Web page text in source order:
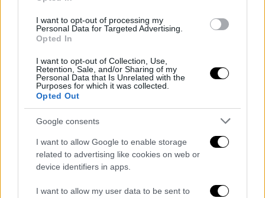
I want to opt-out of processing my
Personal Data for Targeted Advertising.
Opted In
I want to opt-out of Collection, Use,
Retention, Sale, and/or Sharing of my
Personal Data that Is Unrelated with the
Purposes for which it was collected.
Opted Out
Google consents
I want to allow Google to enable storage
related to advertising like cookies on web or
device identifiers in apps.
I want to allow my user data to be sent to
Redazione
VIDEO/ Allegri arriva a Dimaro, i tifosi lo
Nello Marra